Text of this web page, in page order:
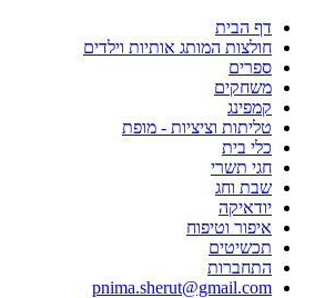
דף הבית
חולצות המותג אותיות וילדים
ספרים
משחקים
קמפינג
טליתות וציציות - מופת
כלי בית
חגי תשרי
שבת וחג
יודאיקה
איפור וטיפוח
תכשיטים
התחברות
pnima.sherut@gmail.com